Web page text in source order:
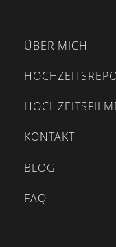
ÜBER MICH
KONTAKT
BLOG
FAQ